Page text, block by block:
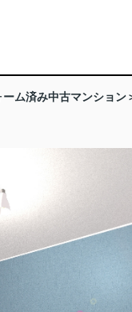
ーム済み中古マンショ